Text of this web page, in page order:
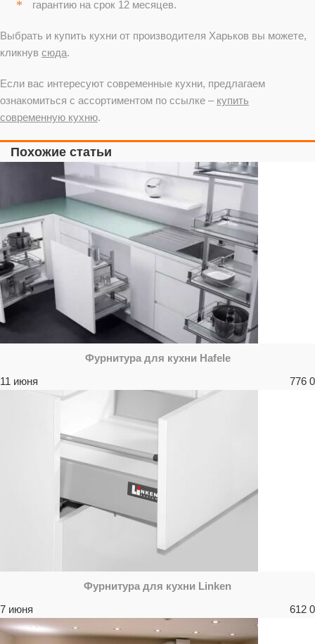
гарантию на срок 12 месяцев.
Выбрать и купить кухни от производителя Харьков вы можете,
кликнув сюда.
Если вас интересуют современные кухни, предлагаем
ознакомиться с ассортиментом по ссылке – купить
современную кухню.
Похожие статьи
Фурнитура для кухни Hafele
11 июня
776 0
Фурнитура для кухни Linken
7 июня
612 0